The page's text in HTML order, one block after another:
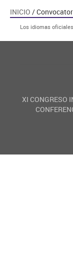
INICIO /
Los idiomas
XI CONGRESO